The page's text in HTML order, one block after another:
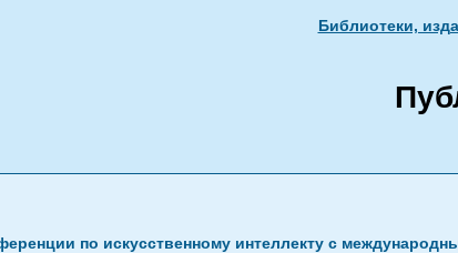
Библиотеки,
по искусственному интеллекту с